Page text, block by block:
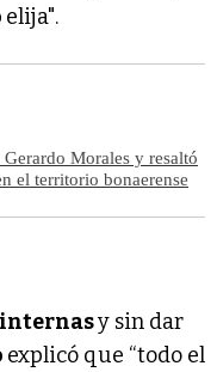
elija".
Morales y resaltó
el territorio bonaerense
internasy sin dar
explicó que “todo el